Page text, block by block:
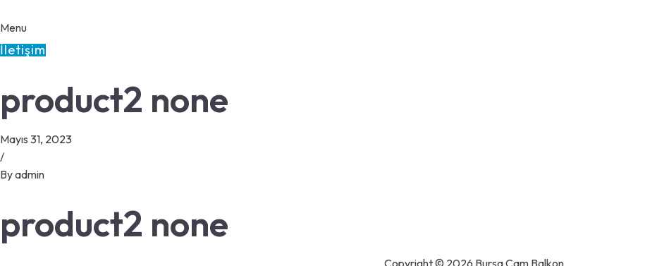
Menu
İletişim
product2 none
Mayıs 31, 2023
/
Byadmin
product2 none
Copyright © 2026 Bursa Cam Balkon